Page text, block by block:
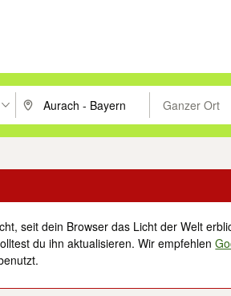
mit den Pfeiltasten nach oben/
PLZ oder Ort eingeben. Eingabetaste
Ganzer Ort
Suche im
seit dein Browser das Licht der Welt
du ihn aktualisieren. Wir empfehlen